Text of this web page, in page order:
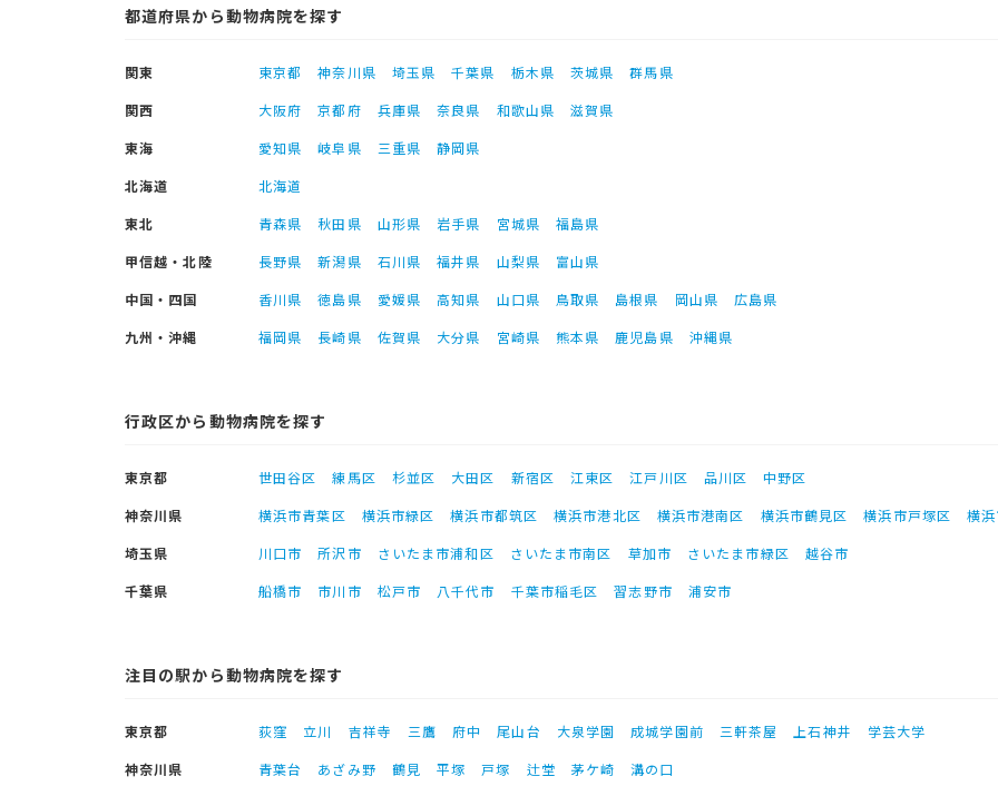
都道府県から動物病院を探す
関東 東京都 神奈川県 埼玉県 千葉県 栃木県 茨城県
群馬県
関西
大阪府 京都府 兵庫県 奈良県 和歌山県
滋賀県
東海
愛知県 岐阜県 三重県
静岡県
北海道
北海道
東北
青森県 秋田県 山形県 岩手県 宮城県
福島県
甲信越・北陸
長野県 新潟県 石川県 福井県 山梨県
富山県
中国・四国
香川県 徳島県 愛媛県 高知県 山口県 鳥取県 島根県 岡山県
広島県
九州・沖縄
福岡県 長崎県 佐賀県 大分県 宮崎県 熊本県 鹿児島県 沖縄県
行政区から動物病院を探す
東京都 世田谷区 練馬区 杉並区 大田区 新宿区 江東区 江戸川区 品川区
中野区
神奈川県
横浜市青葉区 横浜市緑区 横浜市都筑区 横浜市港北区 横浜市港南区 横浜市鶴見区 横浜市戸塚区
横
埼玉県
川口市 所沢市 さいたま市浦和区 さいたま市南区 草加市 さいたま市緑区
越谷市
千葉県
船橋市 市川市 松戸市 八千代市 千葉市稲毛区 習志野市 浦安市
注目の駅から動物病院を探す
東京都 荻窪 立川 吉祥寺 三鷹 府中 尾山台 大泉学園 成城学園前 三軒茶屋 上石神井
学芸大学
神奈川県
青葉台 あざみ野 鶴見 平塚 戸塚 辻堂 茅ケ崎
溝の口